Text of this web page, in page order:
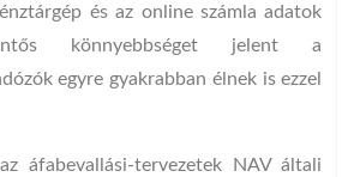
és az online számla adatok
könnyebbséget jelent a
egyre gyakrabban élnek is ezzel
áfabevallási-tervezetek NAV általi